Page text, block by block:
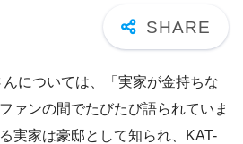
については、「実家が金持ちな
ァンの間でたびたび語られていま
実家は豪邸として知られ、KAT-